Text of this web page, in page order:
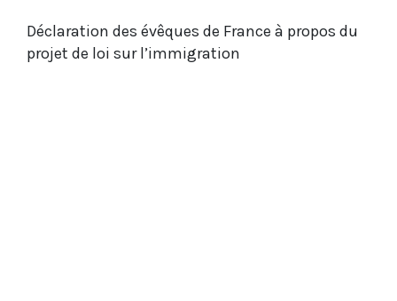
Déclaration des évêques de France à propos du
projet de loi sur l’immigration